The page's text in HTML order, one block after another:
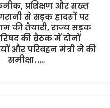
प्रशिक्षण और सख्त
से सड़क हादसों पर
की तैयारी, राज्य सड़क
की बैठक में दोनों
और परिवहन मंत्री ने की
समीक्षा……